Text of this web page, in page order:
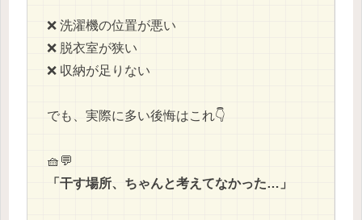
❌ 洗濯機の位置が悪い
❌ 脱衣室が狭い
❌ 収納が足りない
でも、実際に多い後悔はこれ👇
🧺💬
「干す場所、ちゃんと考えてなかった…」